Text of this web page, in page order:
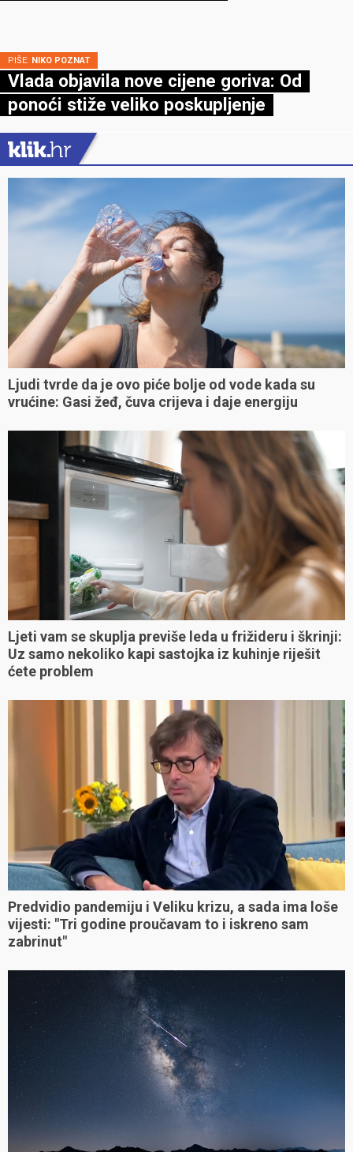
PIŠE: NIKO POZNAT
Vlada objavila nove cijene goriva: Od
ponoći stiže veliko poskupljenje
Ljudi tvrde da je ovo piće bolje od vode kada su
vrućine: Gasi žeđ, čuva crijeva i daje energiju
Ljeti vam se skuplja previše leda u frižideru i škrinji:
Uz samo nekoliko kapi sastojka iz kuhinje riješit
ćete problem
Predvidio pandemiju i Veliku krizu, a sada ima loše
vijesti: "Tri godine proučavam to i iskreno sam
zabrinut"